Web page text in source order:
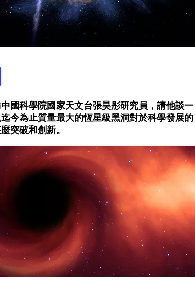
國科學院國家天文台張昊彤研究員，請他談一
今為止質量最大的恆星級黑洞對於科學發展的
突破和創新。